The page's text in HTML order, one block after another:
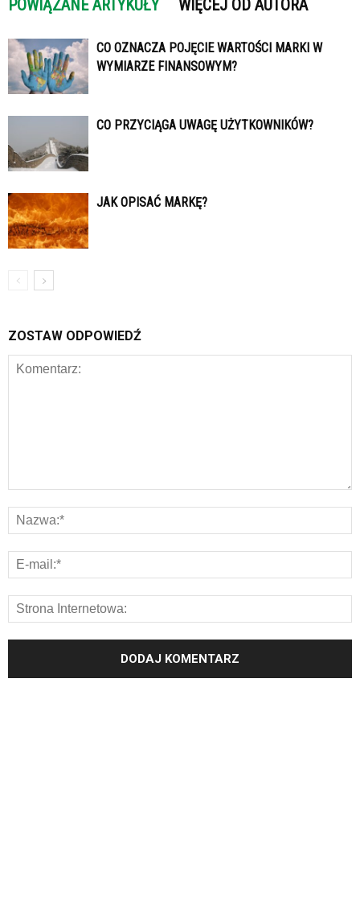
POWIĄZANE ARTYKUŁY WIĘCEJ OD AUTORA
CO OZNACZA POJĘCIE WARTOŚCI MARKI W
WYMIARZE FINANSOWYM?
CO PRZYCIĄGA UWAGĘ UŻYTKOWNIKÓW?
JAK OPISAĆ MARKĘ?
ZOSTAW ODPOWIEDŹ